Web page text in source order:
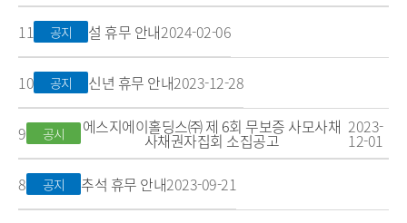
11
공지 설 휴무 안내2024-02-06
10 공지 신년 휴무 안내2023-12-28
9 공시 에스지에이홀딩스㈜ 제 6회 무보증 사모사채
사채권자집회 소집공고
2023-
12-01
8
공지 추석 휴무 안내2023-09-21